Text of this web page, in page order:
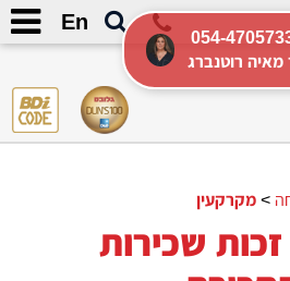
En
>מקרקעין
שכירות
4705733 חיוג
מאיה רוטנברג